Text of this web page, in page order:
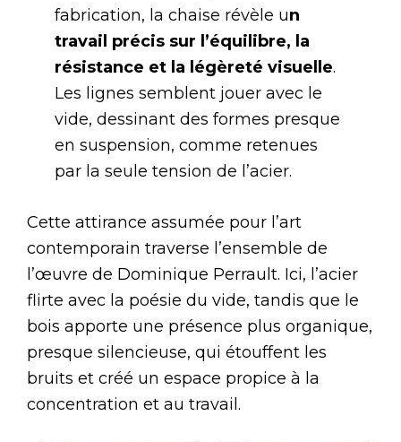
fabrication, la chaise révèle un
travail précis sur l’équilibre, la
résistance et la légèreté visuelle.
Les lignes semblent jouer avec le
vide, dessinant des formes presque
en suspension, comme retenues
par la seule tension de l’acier.
Cette attirance assumée pour l’art
contemporain traverse l’ensemble de
l’œuvre de Dominique Perrault. Ici, l’acier
flirte avec la poésie du vide, tandis que le
bois apporte une présence plus organique,
presque silencieuse, qui étouffent les
bruits et créé un espace propice à la
concentration et au travail.